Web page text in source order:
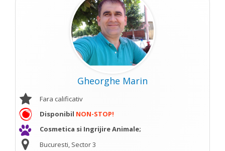
Gheorghe Marin
Fara calificativ
Disponibil NON-STOP!
Cosmetica si Ingrijire Animale;
Bucuresti, Sector 3